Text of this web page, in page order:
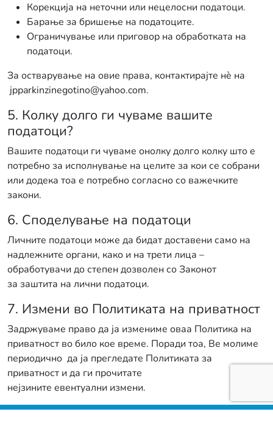
Корекција на неточни или нецелосни податоци.
Барање за бришење на податоците.
Ограничување или приговор на обработката на
податоци.
За остварување на овие права, контактирајте нѐ на
jpparkinzinegotino@yahoo.com.
5. Колку долго ги чуваме вашите
податоци?
Вашите податоци ги чуваме онолку долго колку што е
потребно за исполнување на целите за кои се собрани
или додека тоа е потребно согласно со важечките
закони.
6. Споделување на податоци
Личните податоци може да бидат доставени само на
надлежните органи, како и на трети лица –
обработувачи до степен дозволен со Законот
за заштита на лични податоци.
7. Измени во Политиката на приватност
Задржуваме право да ја измениме оваа Политика на
приватност во било кое време. Поради тоа, Ве молиме
периодично да ја прегледате Политиката за
приватност и да ги прочитате
нејзините евентуални измени.